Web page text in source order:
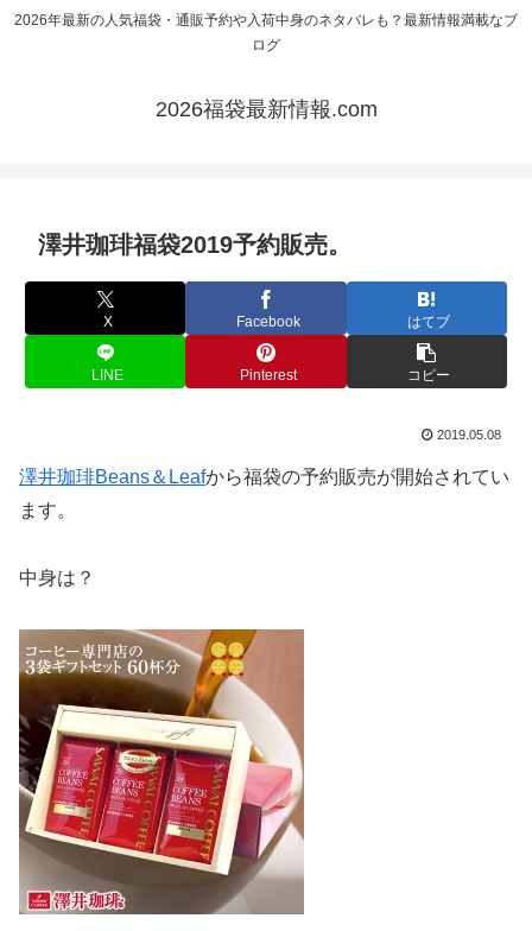
2026年最新の人気福袋・通販予約や入荷中身のネタバレも？最新情報満載なブ
ログ
2026福袋最新情報.com
澤井珈琲福袋2019予約販売。
X Facebook はてブ
LINE Pinterest コピー
2019.05.08
澤井珈琲Beans＆Leafから福袋の予約販売が開始されてい
ます。
中身は？